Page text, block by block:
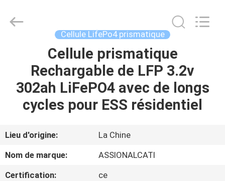
MAISON
PRODUITS
SUJET
DE
NOUS
Cellule LifePo4 prismatique
Cellule prismatique
Rechargable de LFP 3.2v
302ah LiFePO4 avec de longs
cycles pour ESS résidentiel
Lieu d'origine:
La Chine
Nom de marque:
ASSIONALCATl
Certification:
ce